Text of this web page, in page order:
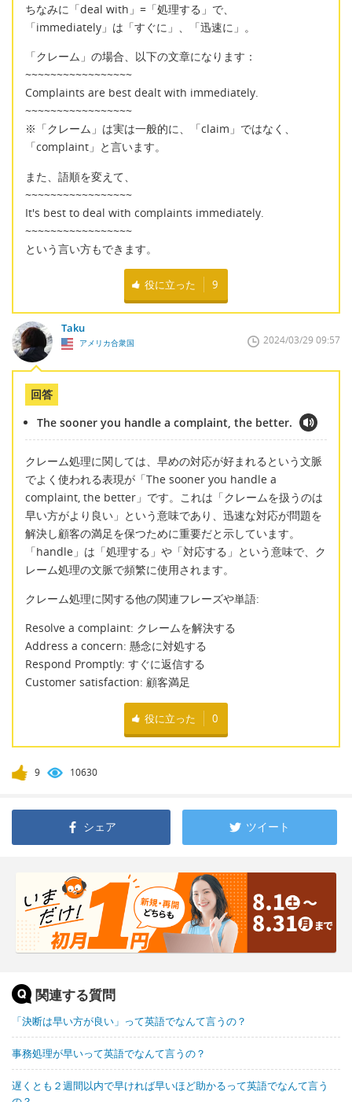
ちなみに「deal with」=「処理する」で、
「immediately」は「すぐに」、「迅速に」。
「クレーム」の場合、以下の文章になります：
~~~~~~~~~~~~~~~~~
Complaints are best dealt with immediately.
~~~~~~~~~~~~~~~~~
※「クレーム」は実は一般的に、「claim」ではなく、
「complaint」と言います。
また、語順を変えて、
~~~~~~~~~~~~~~~~~
It's best to deal with complaints immediately.
~~~~~~~~~~~~~~~~~
という言い方もできます。
役に立った 9
Taku
アメリカ合衆国 2024/03/29 09:57
回答
The sooner you handle a complaint, the better.
クレーム処理に関しては、早めの対応が好まれるという文脈
でよく使われる表現が「The sooner you handle a
complaint, the better」です。これは「クレームを扱うのは
早い方がより良い」という意味であり、迅速な対応が問題を
解決し顧客の満足を保つために重要だと示しています。
「handle」は「処理する」や「対応する」という意味で、ク
レーム処理の文脈で頻繁に使用されます。
クレーム処理に関する他の関連フレーズや単語:
Resolve a complaint: クレームを解決する
Address a concern: 懸念に対処する
Respond Promptly: すぐに返信する
Customer satisfaction: 顧客満足
役に立った 0
9 10630
シェア ツイート
関連する質問
「決断は早い方が良い」って英語でなんて言うの？
事務処理が早いって英語でなんて言うの？
遅くとも２週間以内で早ければ早いほど助かるって英語でなんて言う